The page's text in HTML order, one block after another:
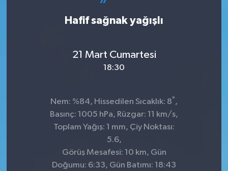
Hafif sağnak yağışlı
21 Mart Cumartesi
18:30
Nem: %84, Hissedilen Sıcaklık: 8° ,
Basınç: 1005 hPa, Rüzgar: 11 km/s,
Toplam Yağış: 1 mm, Çiy Noktası:
5.6,
Görüş Mesafesi: 10 km, Gün
Doğumu: 6:33, Gün Batımı: 18:43